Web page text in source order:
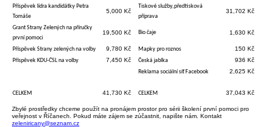
Přidejte se
Podpořte nás
Příspěvek lídra kandidátky Petra
Tomáše
5,000 Kč
Tiskové služby,předtisková
příprava
31,702 Kč
Grant Strany Zelených na příručky
první pomoci
19,500 Kč Bio čaje 1,630 Kč
Příspěvek Strany zelených na volby 9,780 Kč Mapky pro roznos
150 Kč
Příspěvek KDU-ČSL na volby
7,450 Kč Česká jablka
936 Kč
Reklama sociální síť Facebook
2,625 Kč
CELKEM 41,730 Kč CELKEM 37,043 Kč
Zbylé prostředky chceme použít na pronájem prostor pro sérii školení první pomoci pro
veřejnost v Říčanech. Pokud máte zájem se zúčastnit, napište nám. Kontakt
zeleniricany@seznam.cz